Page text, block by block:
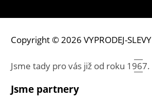
Copyright © 2026 VYPRODEJ-SLEVY
Jsme tady pro vás již od roku 1967.
Jsme partnery